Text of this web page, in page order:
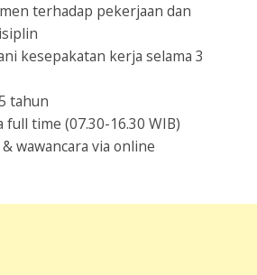
terhadap pekerjaan dan
kesepakatan kerja selama 3
tahun
full time (07.30-16.30 WIB)
wawancara via online